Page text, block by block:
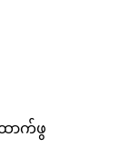
ောက်ဖွ